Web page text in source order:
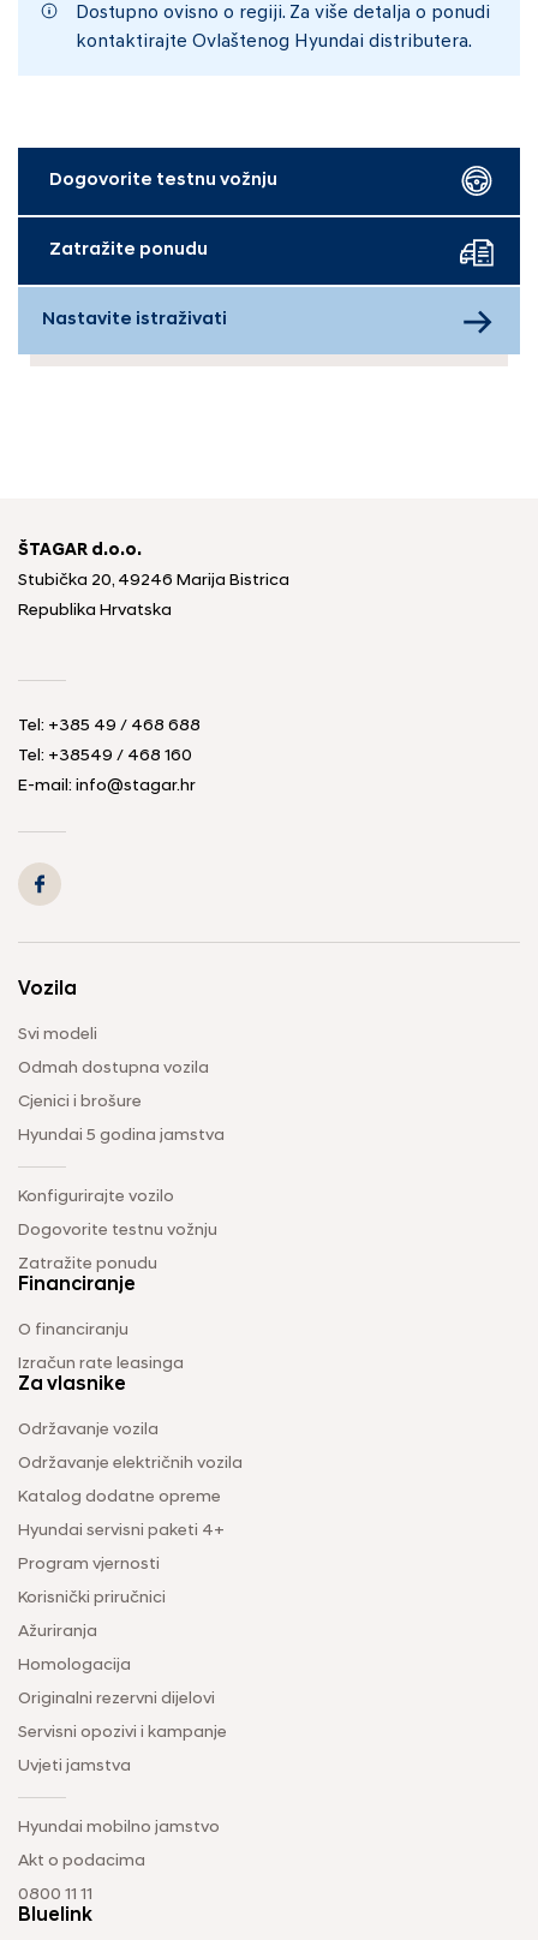
Dostupno ovisno o regiji. Za više detalja o ponudi
kontaktirajte Ovlaštenog Hyundai distributera.
Dogovorite testnu vožnju
Zatražite ponudu
Nastavite istraživati
ŠTAGAR d.o.o.
Stubička 20, 49246 Marija Bistrica
Republika Hrvatska
Tel: +385 49 / 468 688
Tel: +38549 / 468 160
E-mail: info@stagar.hr
Vozila
Svi modeli
Odmah dostupna vozila
Cjenici i brošure
Hyundai 5 godina jamstva
Konfigurirajte vozilo
Dogovorite testnu vožnju
Zatražite ponudu
Financiranje
O financiranju
Izračun rate leasinga
Za vlasnike
Održavanje vozila
Održavanje električnih vozila
Katalog dodatne opreme
Hyundai servisni paketi 4+
Program vjernosti
Korisnički priručnici
Ažuriranja
Homologacija
Originalni rezervni dijelovi
Servisni opozivi i kampanje
Uvjeti jamstva
Hyundai mobilno jamstvo
Akt o podacima
0800 11 11
Bluelink